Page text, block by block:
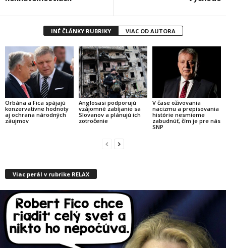
INÉ ČLÁNKY RUBRIKY VIAC OD AUTORA
Orbána a Fica spájajú
konzervatívne hodnoty
aj ochrana národných
záujmov
Anglosasi podporujú
vzájomné zabíjanie sa
Slovanov a plánujú ich
zotročenie
V čase oživovania
nacizmu a prepisovania
histórie nesmieme
zabudnúť, čím je pre nás
SNP
Viac perál v rubrike RELAX